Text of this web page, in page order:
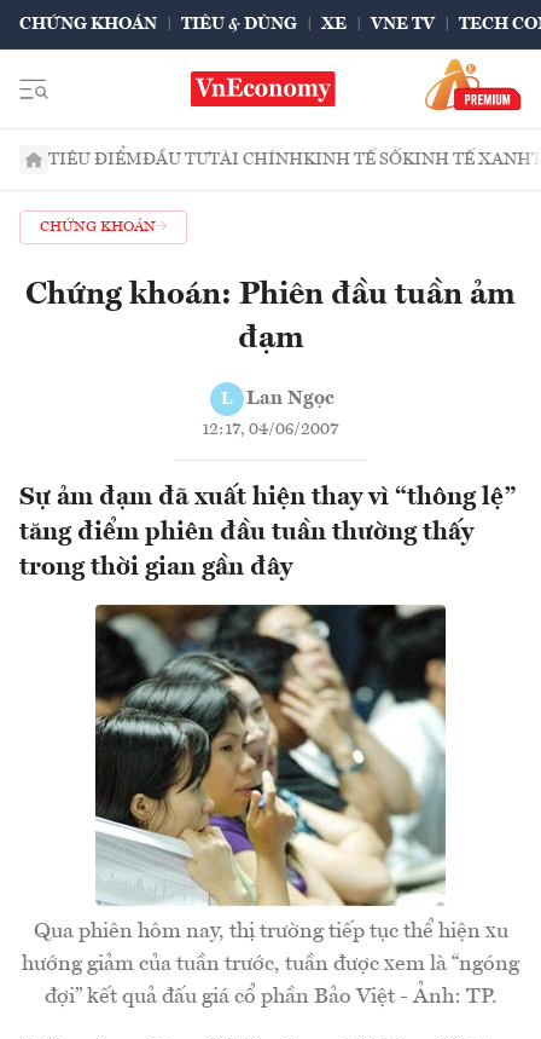
CHỨNG KHOÁN TIÊU & DÙNG XE VNE TV TECH
TIÊU ĐIỂMĐẦU TƯTÀI CHÍNHKINH TẾ SỐKINH TẾ XANH
CHỨNG KHOÁN
Chứng khoán: Phiên đầu tuần ảm
đạm
L Lan Ngọc
12:17, 04/06/2007
Sự ảm đạm đã xuất hiện thay vì “thông lệ”
tăng điểm phiên đầu tuần thường thấy
trong thời gian gần đây
Qua phiên hôm nay, thị trường tiếp tục thể hiện xu
hướng giảm của tuần trước, tuần được xem là “ngóng
đợi” kết quả đấu giá cổ phần Bảo Việt - Ảnh: TP.